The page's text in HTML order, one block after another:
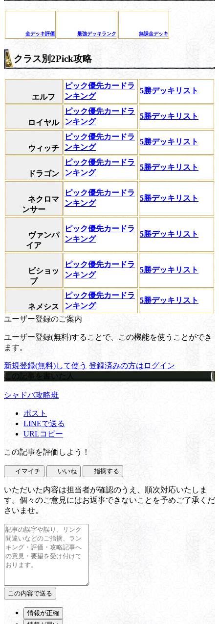
全デッキ評価 最強デッキランク 無課金デッキ
クラス別2Pick攻略
エルフ
ピック優先カードラ
ンキング
5勝デッキリスト
ロイヤル
ピック優先カードラ
ンキング
5勝デッキリスト
ウィッチ
ピック優先カードラ
ンキング
5勝デッキリスト
ドラゴン
ピック優先カードラ
ンキング
5勝デッキリスト
ネクロマ
ンサー
ピック優先カードラ
ンキング
5勝デッキリスト
ヴァンパ
イア
ピック優先カードラ
ンキング
5勝デッキリスト
ビショッ
プ
ピック優先カードラ
ンキング
5勝デッキリスト
ネメシス
ピック優先カードラ
ンキング
5勝デッキリスト
ユーザー登録のご案内
ユーザー登録(無料)することで、この機能を使うことができ
ます。
新規登録(無料)して使う 登録済みの方はログイン
この記事を書いた人
シャドバ攻略班
ポスト
LINEで送る
URLコピー
この記事を評価しよう！
イマイチ いいね 指摘する
いただいた内容は担当者が確認のうえ、順次対応いたしま
す。個々のご意見にはお返事できないことを予めご了承くだ
さいませ。
情報が正確